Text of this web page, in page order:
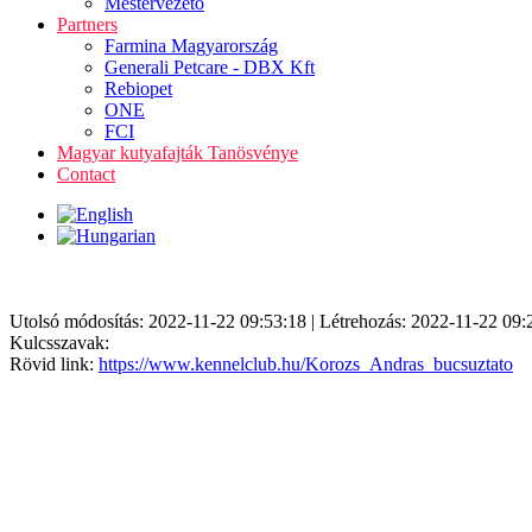
Partners
Farmina Magyarország
Generali Petcare - DBX Kft
Rebiopet
ONE
FCI
Magyar kutyafajták Tanösvénye
Contact
Utolsó módosítás: 2022-11-22 09:53:18 | Létrehozás: 2022-11-22
Kulcsszavak:
Rövid link: https://www.kennelclub.hu/Korozs_Andras_bucsuztato